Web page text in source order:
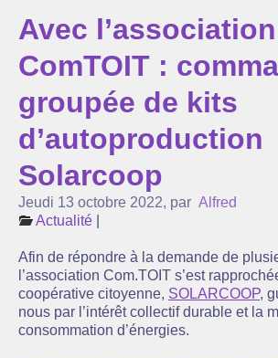
L’association Com’Toit
Nos partenaires
Agenda
Actualité
Réflexions sur l’énergie ...
Suivi de la production de nos
Avec l’association
ComTOIT :
groupée de kits
d’autoproduction
Solarcoop
Jeudi 13 octobre 2022, par Alfred
Actualité
Afin de répondre à la demande de
l’association Com.TOIT s’est
coopérative citoyenne, SOLARCOOP,
nous par l’intérêt collectif durable et la
consommation d’énergies.